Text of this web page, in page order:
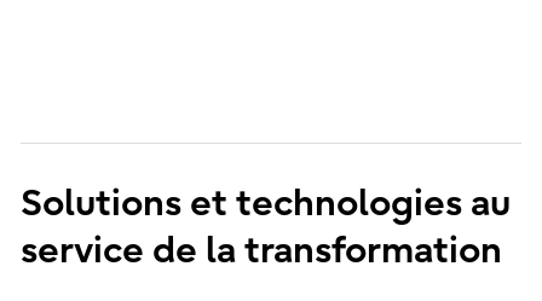
Solutions et technologies au
service de la transformation